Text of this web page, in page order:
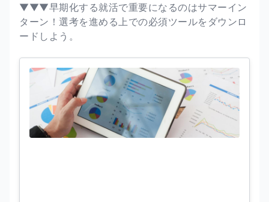
▼▼▼早期化する就活で重要になるのはサマーイン
ターン！選考を進める上での必須ツールをダウンロ
ードしよう。